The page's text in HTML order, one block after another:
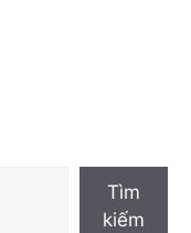
Tìm
kiếm